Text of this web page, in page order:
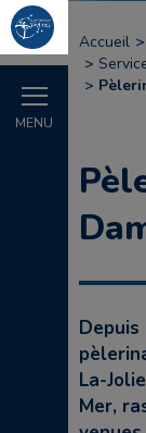
MENU
Accueil
Depuis
La-
Mer,